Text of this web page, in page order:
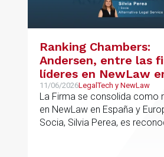
Ranking Chambers:
Andersen, entre las
líderes en NewLaw
España y Europa
11/06/2026LegalTech y NewLaw
La Firma se consolida como
en NewLaw en España y
Socia, Silvia Perea, es